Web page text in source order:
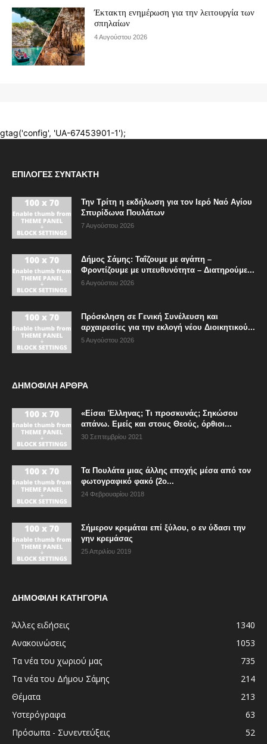
ΕΠΙΛΟΓΈΣ ΣΥΝΤΆΚΤΗ
Την Τρίτη η εκδήλωση για τον Ιερό Ναό Αγίου
Σπυρίδωνα Πουλάτων
7 Αυγούστου 2026
Δήμος Σάμης: Ταΐζουμε με αγάπη –
Φροντίζουμε με υπευθυνότητα – Διατηρούμε...
6 Αυγούστου 2026
Πρόσκληση σε Γενική Συνέλευση και
αρχαιρεσίες για την εκλογή νέου Διοικητικού...
5 Αυγούστου 2026
ΔΗΜΟΦΙΛΗ ΑΡΘΡΑ
«Είσαι Έλληνας; Τι προσκυνάς; Σηκώσου
απάνω. Εμείς και στους Θεούς, όρθιοι...
30 Σεπτεμβρίου 2021
Τα Πουλάτα μιας άλλης εποχής μέσα από τον
φωτογραφικό φακό (2ο...
24 Φεβρουαρίου 2018
Σήμερον κρεμάται επί ξύλου, ο εν ύδασι την
γην κρεμάσας
25 Απριλίου 2019
ΔΗΜΟΦΙΛΗ ΚΑΤΗΓΟΡΙΑ
Άλλες ειδήσεις
1340
Ανακοινώσεις
1053
Τα νέα του χωριού μας
735
Τα νέα του Δήμου Σάμης
214
Θέματα
213
Υστερόγραφα
63
Πρόσωπα - Συνεντεύξεις
52